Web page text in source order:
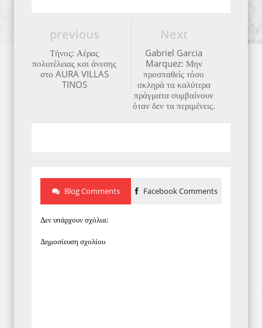
Next
Gabriel Garcia
Marquez: Μην
προσπαθείς τόσο
σκληρά τα καλύτερα
πράγματα συμβαίνουν
όταν δεν τα περιμένεις.
previous
Τήνος: Αέρας
πολυτέλειας και άνεσης
στο AURA VILLAS
TINOS
Blog Comments Facebook Comments
Δεν υπάρχουν σχόλια:
Δημοσίευση σχολίου